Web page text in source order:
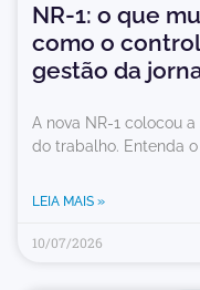
NR-1: o que
como o
gestão da
A nova NR-1 colocou
do trabalho. Entenda
LEIA MAIS »
10/07/2026